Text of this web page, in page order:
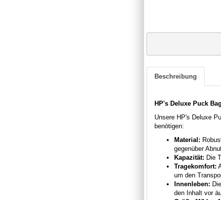
Beschreibung
HP's Deluxe Puck
Unsere HP's Deluxe
benötigen:
Material:
gegenüber
Kapazität: Die
Tragekomfort:
um den
Innenleben:
den Inhalt vor